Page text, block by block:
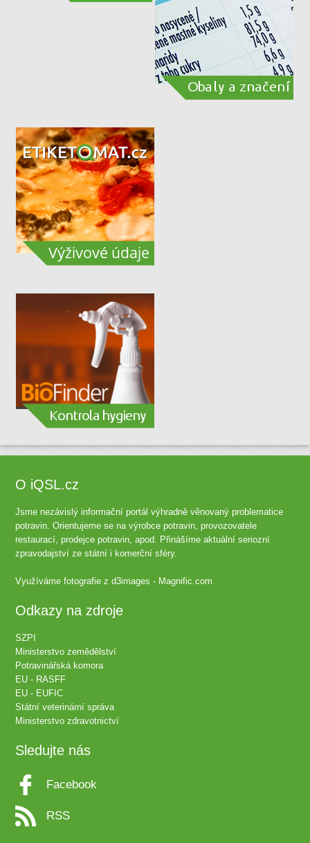
O iQSL.cz
Jsme nezávislý informační portál výhradně věnovaný problematice
potravin. Orientujeme se na výrobce potravin, provozovatele
restaurací, prodejce potravin, apod. Přinášíme aktuální seriozní
zpravodajství ze státní i komerční sféry.
Využíváme fotografie zd3images - Magnific.com
Odkazy na zdroje
SZPI
Ministerstvo zemědělství
Potravinářská komora
EU - RASFF
EU - EUFIC
Státní veterinární správa
Ministerstvo zdravotnictví
Sledujte nás
Facebook
RSS